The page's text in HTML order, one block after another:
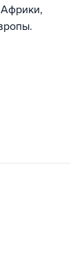
Африки,